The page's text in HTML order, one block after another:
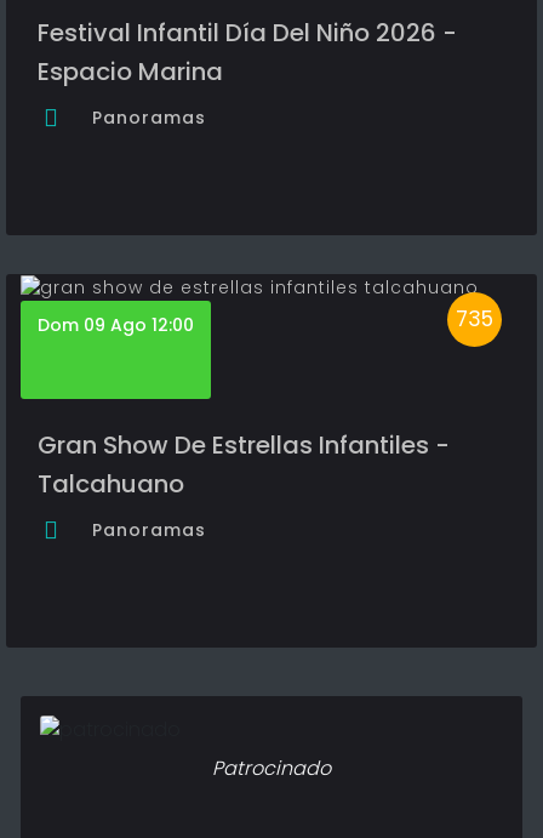
Festival Infantil Día Del Niño 2026 -
Espacio Marina
Panoramas
735
Dom 09 Ago 12:00
Gran Show De Estrellas Infantiles -
Talcahuano
Panoramas
Patrocinado